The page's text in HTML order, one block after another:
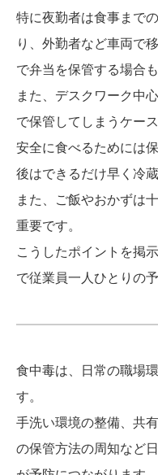
特に夜勤者は食事まで
り、外勤者など車両で
で弁当を保管する場合も
また、デスクワーク中
で保管してしまうケー
安全に食べるためには
後はできるだけ早く冷
また、ご飯やおかずは
重要です。
こうしたポイントを掲
で従業員一人ひとりの
食中毒は、日常の職場
す。
手洗い環境の整備、共
の保管方法の周知など